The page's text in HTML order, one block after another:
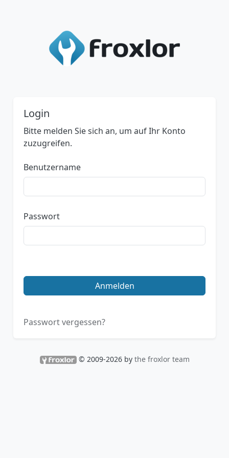
Login
Bitte melden Sie sich an, um auf Ihr Konto
zuzugreifen.
Benutzername
Passwort
Anmelden
Passwort vergessen?
© 2009-2026 by the froxlor team